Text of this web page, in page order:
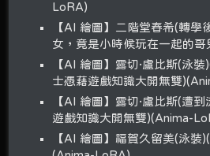
LoRA)
【AI 繪圖】二階堂春希(轉學
女，竟是小時候玩在一起的
【AI 繪圖】露切·盧比斯(泳
士憑藉遊戲知識大開無雙
【AI 繪圖】露切·盧比斯(遭
遊戲知識大開無雙)(Anima-
【AI 繪圖】福賀久留美(泳裝